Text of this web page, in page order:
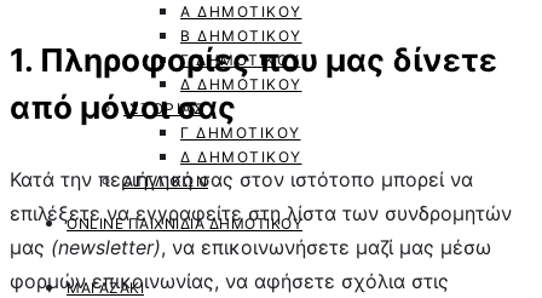
Α ΔΗΜΟΤΙΚΟΎ
Β ΔΗΜΟΤΙΚΟΎ
Γ ΔΗΜΟΤΙΚΟΎ
Δ ΔΗΜΟΤΙΚΟΎ
ΙΣΤΟΡΊΑΣ
Γ ΔΗΜΟΤΙΚΟΎ
Δ ΔΗΜΟΤΙΚΟΎ
ΑΓΓΛΙΚΏΝ
ONLINE ΠΑΙΧΝΙΔΙΑ ΔΗΜΟΤΙΚΟΎ
ΜΑΓΑΖΆΚΙ
1. Πληροφορίες που μας δίνετε
από μόνοι σας
Κατά την περιήγησή σας στον ιστότοπο μπορεί να
επιλέξετε να εγγραφείτε στη λίστα των συνδρομητών
μας (newsletter), να επικοινωνήσετε μαζί μας μέσω
φορμών επικοινωνίας, να αφήσετε σχόλια στις